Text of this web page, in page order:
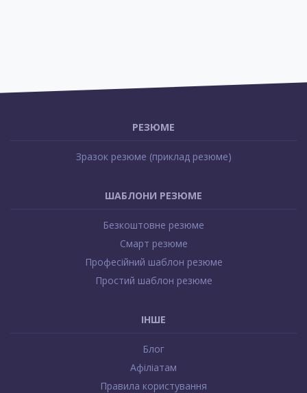
РЕЗЮМЕ
Зразок резюме (приклад резюме)
ШАБЛОНИ РЕЗЮМЕ
Безкоштовне резюме
Смарт резюме
Професійний шаблон резюме
Простий шаблон резюме
ІНШЕ
Блог
Афіліатам
Правила користування